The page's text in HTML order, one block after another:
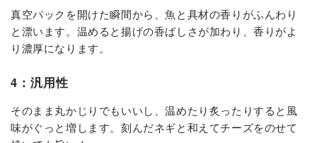
真空パックを開けた瞬間から、魚と具材の香りがふんわり
と漂います。温めると揚げの香ばしさが加わり、香りがよ
り濃厚になります。
4：汎用性
そのまま丸かじりでもいいし、温めたり炙ったりすると風
味がぐっと増します。刻んだネギと和えてチーズをのせて